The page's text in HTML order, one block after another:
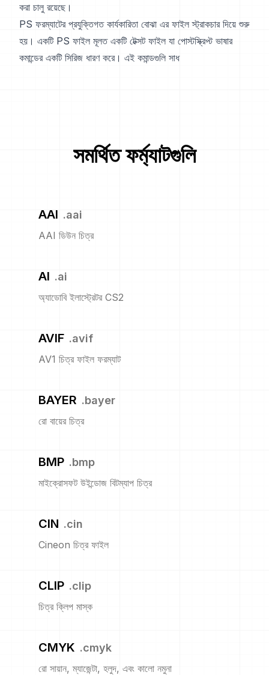
করা চালু রয়েছে।
PS ফরম্যাটের প্রযুক্তিগত কার্যকারিতা বোঝা এর ফাইল স্ট্রাকচার দিয়ে শুরু
হয়। একটি PS ফাইল মূলত একটি টেক্সট ফাইল যা পোস্টস্ক্রিপ্ট ভাষার
কমান্ডের একটি সিরিজ ধারণ করে। এই কমান্ডগুলি সাধ
সমর্থিত ফর্ম্যাটগুলি
AAI .aai
AAI ডিউন চিত্র
AI .ai
অ্যাডোবি ইলাস্ট্রেটর CS2
AVIF .avif
AV1 চিত্র ফাইল ফরম্যাট
BAYER .bayer
রো বায়ের চিত্র
BMP .bmp
মাইক্রোসফট উইন্ডোজ বিটম্যাপ চিত্র
CIN .cin
Cineon চিত্র ফাইল
CLIP .clip
চিত্র ক্লিপ মাস্ক
CMYK .cmyk
রো সায়ান, ম্যাজেন্টা, হলুদ, এবং কালো নমুনা